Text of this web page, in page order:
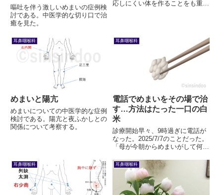
嘔吐を伴う激しいめまいの症例検
討である。中医学的な切り口で治
癒を見た。
応しにくい体を作ることをも重視
耳鼻咽喉科
めまいと陽亢
めまいについての中医学的な症例
検討である。陽亢と夜ふかしとの
関係について考察する。
耳鼻咽喉科
電話でめまいをその場で治
す…方法はたった一口の白
米
診療開始早々、9時過ぎに電話が
なった。2025/7/7のことだった。
「母が今朝からめまいがして何度
ら良いでしょうか…。」
耳鼻咽喉科 耳鼻咽喉科